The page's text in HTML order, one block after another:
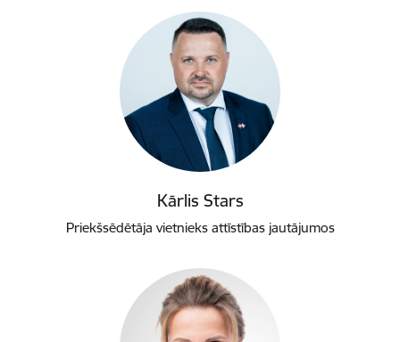
Kārlis Stars
Priekšsēdētāja vietnieks attīstības jautājumos